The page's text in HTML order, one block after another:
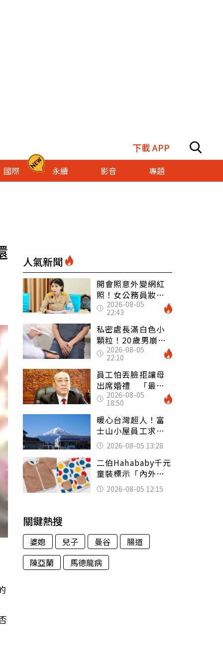
下載 APP
國際 永續 影音 專題
人氣新聞
開會照意外變網紅
照！女公務員妝容
掀2千則留言 本人
怒嗆：化妝有錯嗎
2026-08-05
22:43
私密處長滿白色小
顆粒！20歲男崩潰
求診 醫曝5大真相
別再誤會
2026-08-05
22:10
員工怕丟臉拒讓母
出席婚禮 「最愛
發錢老闆」震怒開
除：我看不起你
2026-08-05
18:50
暖心台灣超人！富
士山小屋員工求助
「想活下去」 山
友狂背物資上山：
台灣真的是寶島
2026-08-05 13:28
二伯Hahababy千元
童裝標示「內外層
皆純棉」 SGS檢
測證明：內裡100%
2026-08-05 12:15
關鍵熱搜
婆媳 兒子 曼谷
腸道
陳亞蘭
馬德龍病